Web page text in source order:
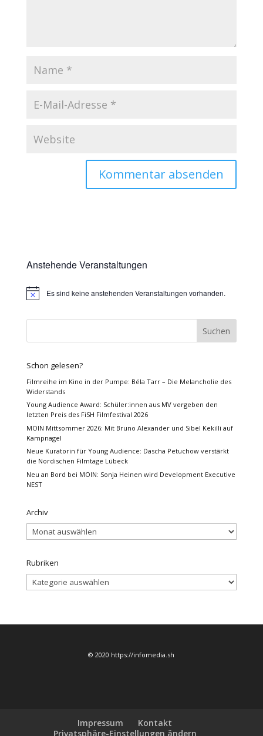
Anstehende Veranstaltungen
HinweisEs sind keine anstehenden Veranstaltungen vorhanden.
Schon gelesen?
Filmreihe im Kino in der Pumpe: Béla Tarr – Die Melancholie des
Widerstands
Young Audience Award: Schüler:innen aus MV vergeben den
letzten Preis des FiSH Filmfestival 2026
MOIN Mittsommer 2026: Mit Bruno Alexander und Sibel Kekilli auf
Kampnagel
Neue Kuratorin für Young Audience: Dascha Petuchow verstärkt
die Nordischen Filmtage Lübeck
Neu an Bord bei MOIN: Sonja Heinen wird Development Executive
NEST
Archiv
Archiv
Rubriken
Rubriken
© 2020 https://infomedia.sh
Impressum
Kontakt
Privatsphäre-Einstellungen ändern